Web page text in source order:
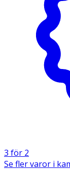
Aqua,
Dimethicone,
Distearate,
Methylparaben,
Sodium
3 för 2
Se fler varor i